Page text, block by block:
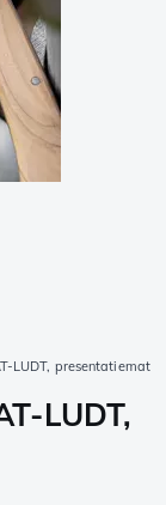
LUDT, presentatiemat
LUDT,